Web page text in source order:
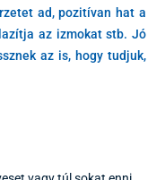
ad, pozitívan hat a
az izmokat stb. Jó
az is, hogy tudjuk,